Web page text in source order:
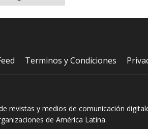
Terminos y Condiciones
revistas y medios de comunicación
de América Latina.